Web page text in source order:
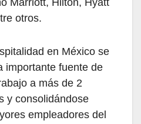
Marriott, Hilton, Hyatt
otros.
en México se
importante fuente de
a más de 2
y consolidándose
empleadores del